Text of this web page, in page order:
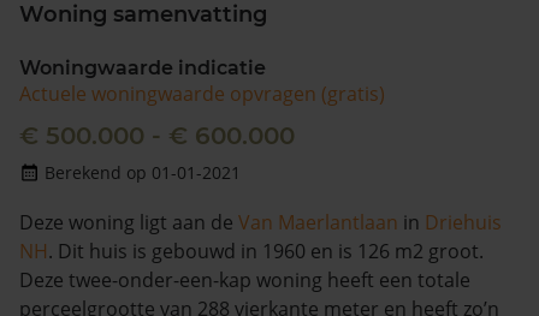
Woning samenvatting
Woningwaarde indicatie
Actuele woningwaarde opvragen (gratis)
€ 500.000 - € 600.000
Berekend op 01-01-2021
Deze woning ligt aan de Van Maerlantlaan in Driehuis
NH. Dit huis is gebouwd in 1960 en is 126 m2 groot.
Deze twee-onder-een-kap woning heeft een totale
perceelgrootte van 288 vierkante meter en heeft zo’n